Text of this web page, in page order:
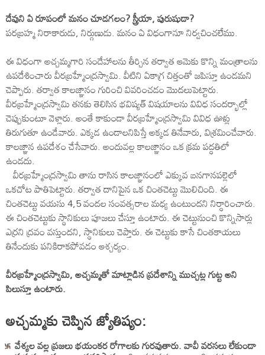
దేవుని ఏ రూపంలో మనం చూడగలం? స్త్రీయా, పురుషుడా?
పరబ్రహ్మ నిరాకారుడు, నిర్గుణుడు. మనం ఏ విధంగానూ నిర్వచించలేము.
ఈ విధంగా అచ్చమ్మగారి సందేహాలను తీర్చిన తర్వాత ఆమెకు కొన్ని మంత్రాలను
ఉపదేశించారు వీరబ్రహ్మేంద్రస్వామి. వీటిని ఏకాగ్ర చిత్తంతో జపిస్తూ ఉండమని
చెప్పారు. తర్వాత కాలజ్ఞానం గురించి వివరించడం మొదలుపెట్టారు.
వీరబ్రహ్మేంద్రస్వామి తనకు తెలిసిన భవిష్యత్ విషయాలను వివిధ సందర్భాల్లో
చెప్పుకుంటూ వెళ్లారు. అంతే కాకుండా వీరబ్రహ్మేంద్రస్వామి వివిధ ఊళ్లు
తిరుగుతూ ఉండేవారు. ఎక్కడ ఉండాలనిపిస్తే అక్కడ తినేవారు, విశ్రమించేవారు.
కాలజ్ఞాన ఉపదేశం చేసేవారు. అందువల్ల కాలజ్ఞానం ఒక క్రమ పద్ధతిలో
ఉండదు.
వీరబ్రహ్మేంద్రస్వామి తాను రాసిన కాలజ్ఞానంలో ఎక్కువ బనగానపల్లెలో
ఒకచోట పాతిపెట్టారు. తర్వాత దానిపైన ఒక చింతచెట్టు మొలిచింది. ఈ
చింతచెట్టు వయసు 4,5 వందల సంవత్సరాల మధ్య ఉంటుందని నిర్ధారించారు.
ఈ చింతచెట్టుకు స్థానికులు పూజలు చేస్తూ ఉంటారు. ఈ చెట్టునుంచి కొన్నిసార్లు
ఎర్రని ద్రవం వస్తుందని, స్థానికులు చెప్తారు. ఈ చెట్టుకు కాసే చింతకాయలు
తినేందుకు పనికిరాకపోవడం ఆశ్చర్యం.
వీరబ్రహ్మేంద్రస్వామి, అచ్చమ్మతో మాట్లాడిన ప్రదేశాన్ని ముచ్చట్ల గుట్ట అని
పిలుస్తూ ఉంటారు.
అచ్చమ్మకు చెప్పిన జ్యోతిష్యం:
వేశ్యల వల్ల ప్రజలు భయంకర రోగాలకు గురవుతారు. వావీ వరసలు లేకుండా